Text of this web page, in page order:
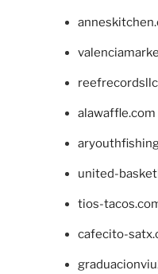
alawaffle.com
united-
tios-
cafecito-